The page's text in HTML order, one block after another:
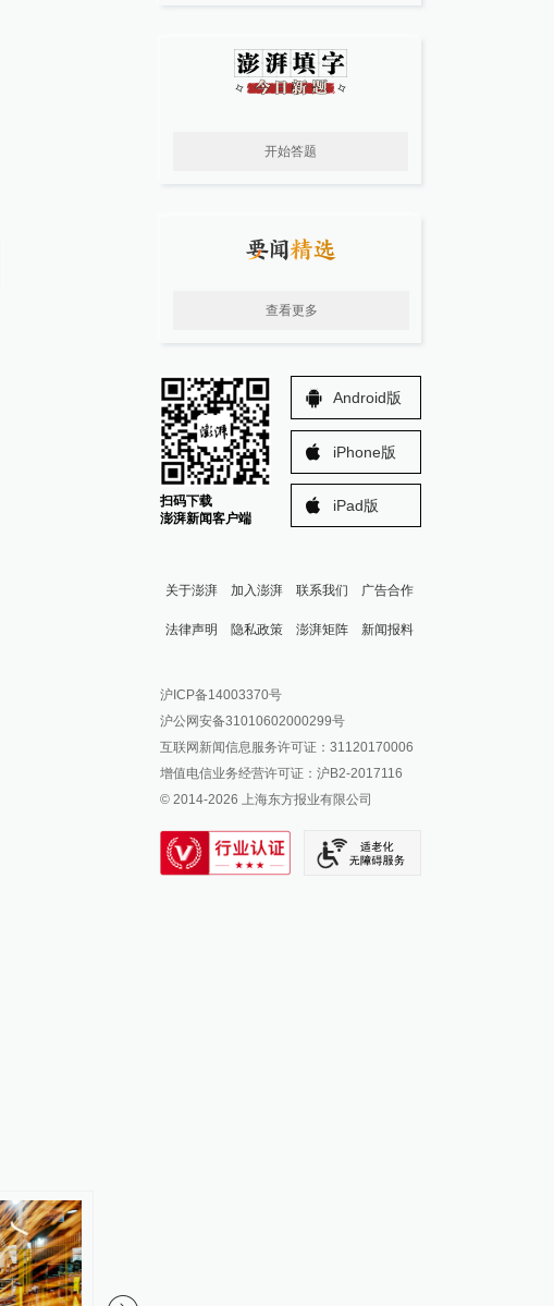
开始答题
查看更多
扫码下载
澎湃新闻客户端
Android版
iPhone版
iPad版
关于澎湃 加入澎湃 联系我们 广告合作
法律声明 隐私政策 澎湃矩阵
澎湃新闻公众号
澎湃新闻抖音号
派生万物开放平台
IP SHANGHAI
SIXTH TONE
新闻报料
报料邮箱: news@thepaper.cn
沪ICP备14003370号
沪公网安备31010602000299号
互联网新闻信息服务许可证：31120170006
增值电信业务经营许可证：沪B2-2017116
© 2014-2026 上海东方报业有限公司